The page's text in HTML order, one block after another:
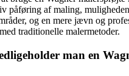
påføring af maling,
og en mere jævn og
traditionelle malermetoder.
man en